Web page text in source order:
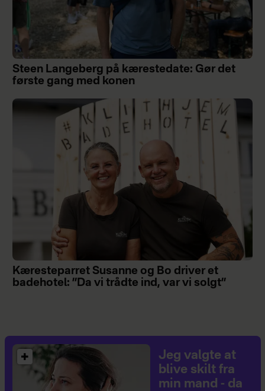
Steen Langeberg på kærestedate: Gør det
første gang med konen
Kæresteparret Susanne og Bo driver et
badehotel: ”Da vi trådte ind, var vi solgt”
Jeg valgte at
blive skilt fra
min mand - da